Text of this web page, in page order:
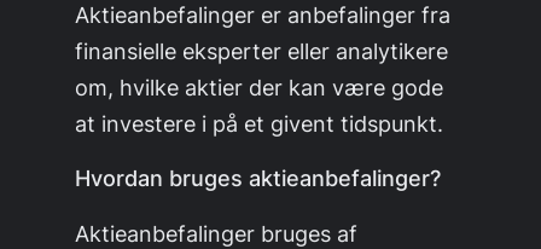
Aktieanbefalinger er anbefalinger fra
finansielle eksperter eller analytikere
om, hvilke aktier der kan være gode
at investere i på et givent tidspunkt.
Hvordan bruges aktieanbefalinger?
Aktieanbefalinger bruges af